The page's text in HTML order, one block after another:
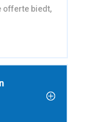
offerte biedt,